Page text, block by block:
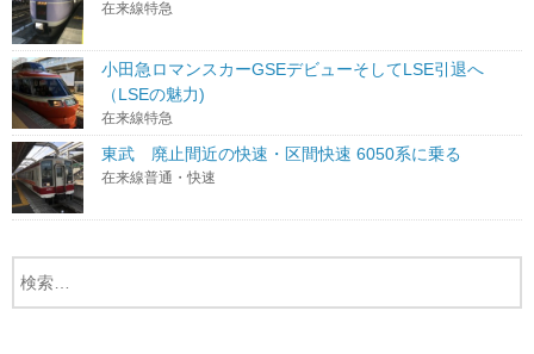
在来線特急
小田急ロマンスカーGSEデビューそしてLSE引退へ
（LSEの魅力)
在来線特急
東武 廃止間近の快速・区間快速 6050系に乗る
在来線普通・快速